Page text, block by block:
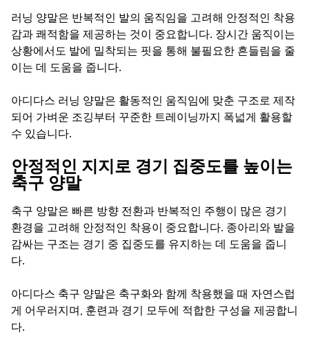
러닝 양말은 반복적인 발의 움직임을 고려해 안정적인 착용
감과 쾌적함을 제공하는 것이 중요합니다. 장시간 움직이는
상황에서도 발에 밀착되는 핏을 통해 불필요한 흔들림을 줄
이는 데 도움을 줍니다.
아디다스 러닝 양말은 활동적인 움직임에 맞춘 구조로 제작
되어 가벼운 조깅부터 꾸준한 트레이닝까지 폭넓게 활용할
수 있습니다.
안정적인 지지로 경기 집중도를 높이는
축구 양말
축구 양말은 빠른 방향 전환과 반복적인 주행이 많은 경기
환경을 고려해 안정적인 착용이 중요합니다. 종아리와 발을
감싸는 구조는 경기 중 집중도를 유지하는 데 도움을 줍니
다.
아디다스 축구 양말은 축구화와 함께 착용했을 때 자연스럽
게 어우러지며, 훈련과 경기 모두에 적합한 구성을 제공합니
다.